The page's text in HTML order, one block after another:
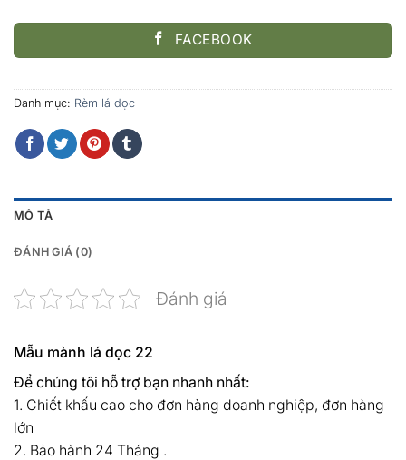
FACEBOOK
Danh mục: Rèm lá dọc
MÔ TẢ
ĐÁNH GIÁ (0)
Đánh giá
Mẫu mành lá dọc 22
Để chúng tôi hỗ trợ bạn nhanh nhất:
1. Chiết khấu cao cho đơn hàng doanh nghiệp, đơn hàng
lớn
2. Bảo hành 24 Tháng .